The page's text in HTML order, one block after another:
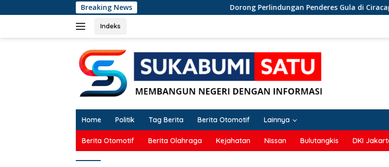
ke
Breaking News Dorong Perlindungan Penderes Gula di Ciracap,
Indeks
Home Politik Tag Berita Berita Otomotif Lainnya
Berita Otomotif Berita Olahraga Kejahatan Nissan Bulutangkis DKI